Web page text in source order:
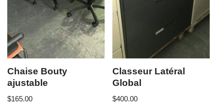
Chaise Bouty
ajustable
$165.00
Classeur Latéral
Global
$400.00